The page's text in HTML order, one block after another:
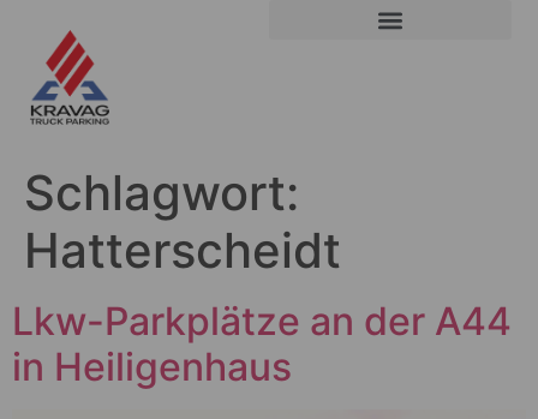
Schlagwort:
Hatterscheidt
Lkw-Parkplätze an der A44
in Heiligenhaus